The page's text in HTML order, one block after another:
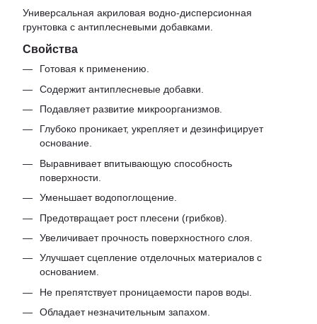
Универсальная акриловая водно-дисперсионная
грунтовка с антиплесневыми добавками.
Свойства
Готовая к применению.
Содержит антиплесневые добавки.
Подавляет развитие микроорганизмов.
Глубоко проникает, укрепляет и дезинфицирует
основание.
Выравнивает впитывающую способность
поверхности.
Уменьшает водопоглощение.
Предотвращает рост плесени (грибков).
Увеличивает прочность поверхностного слоя.
Улучшает сцепление отделочных материалов с
основанием.
Не препятствует проницаемости паров воды.
Обладает незначительным запахом.